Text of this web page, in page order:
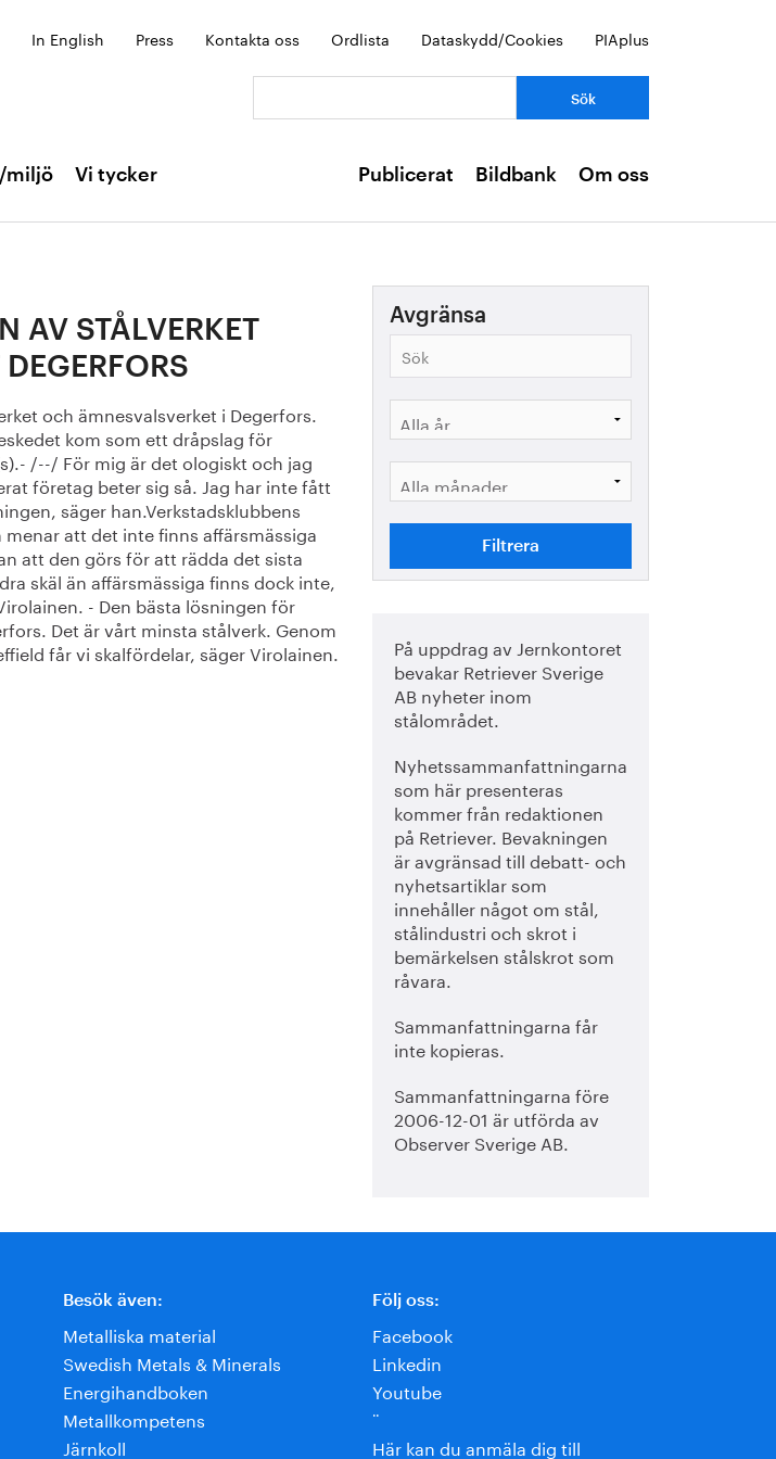
In English Press Kontakta oss Ordlista Dataskydd/Cookies PIAplus
miljö Vi tycker Publicerat Bildbank Om oss
AV STÅLVERKET
och ämnesvalsverket i Degerfors.
kom som ett dråpslag för
/--/ För mig är det ologiskt och jag
företag beter sig så. Jag har inte fått
säger han.Verkstadsklubbens
att det inte finns affärsmässiga
att den görs för att rädda det sista
skäl än affärsmässiga finns dock inte,
- Den bästa lösningen för
Det är vårt minsta stålverk. Genom
får vi skalfördelar, säger Virolainen.
Avgränsa
På uppdrag av Jernkontoret
bevakar Retriever Sverige
AB nyheter inom
stålområdet.
Nyhetssammanfattningarna
som här presenteras
kommer från redaktionen
på Retriever. Bevakningen
är avgränsad till debatt- och
nyhetsartiklar som
innehåller något om stål,
stålindustri och skrot i
bemärkelsen stålskrot som
råvara.
Sammanfattningarna får
inte kopieras.
Sammanfattningarna före
2006-12-01 är utförda av
Observer Sverige AB.
Besök även:
Metalliska material
Swedish Metals & Minerals
Energihandboken
Metallkompetens
Järnkoll
Följ oss:
Facebook
Linkedin
Youtube
¨
Här kan du anmäla dig till